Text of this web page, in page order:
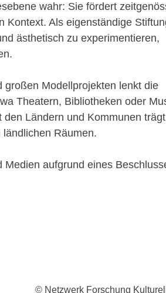
wahr: Sie fördert
Kontext. Als eigenständige
ästhetisch zu experimentieren,
großen Modellprojekten lenkt die
Theatern, Bibliotheken oder
Ländern und Kommunen
Räumen.
aufgrund eines
© Netzwerk Forschung